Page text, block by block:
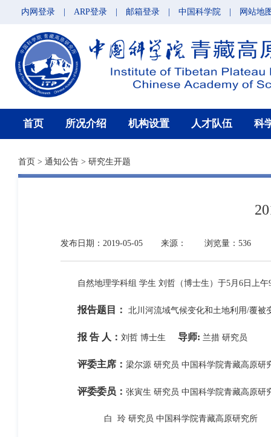
内网登录 ARP登录 邮箱登录 中国科学院 网站地
首页 所况介绍 机构设置 人才队伍 科
首页 > 通知公告 > 研究生开题
发布日期：2019-05-05 来源： 浏览量：536
自然地理学科组 学生 刘哲（博士生）于5月6日上午
报告题目： 北川河流域气候变化和土地利用/覆被
报 告 人： 刘哲 博士生 导师: 兰措 研究员
评委主席： 梁尔源 研究员 中国科学院青藏高原研
评委委员： 张寅生 研究员 中国科学院青藏高原研
白 玲 研究员 中国科学院青藏高原研究所